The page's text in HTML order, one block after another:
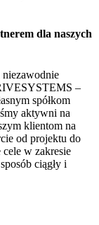
dla naszych
–
spółkom
aktywni na
klientom na
od projektu do
w zakresie
ciągły i